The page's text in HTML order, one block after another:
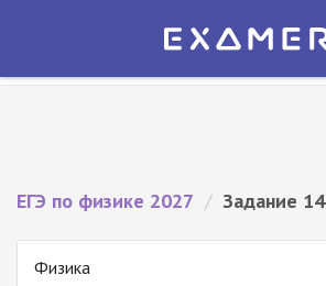
Экзамер — ЕГЭ 2027
ЕГЭ по физике 2027 / Задание 14
Физика